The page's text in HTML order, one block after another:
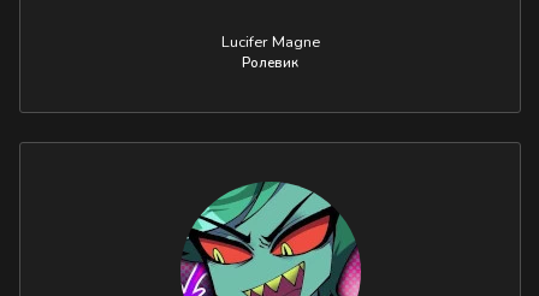
Lucifer Magne
Ролевик